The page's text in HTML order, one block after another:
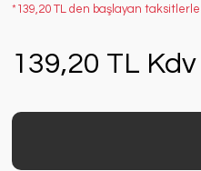
*139,20 TL den başlayan
139,20 TL